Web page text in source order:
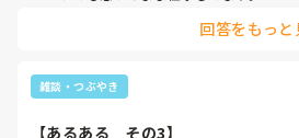
視野が極端に狭くなり決め付けて指示
管理者からそうでしたから、辞めるし
回答をもっと
雑談・つぶやき
【あるある　その3】